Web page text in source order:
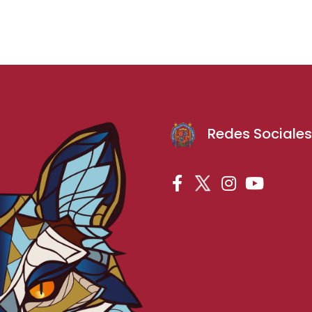
Redes Sociales